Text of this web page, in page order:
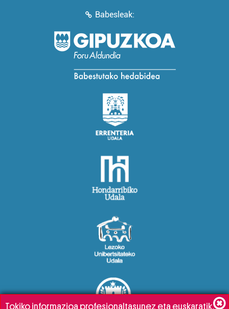
Babesleak:
Tokiko informazioa profesionaltasunez eta euskaratik,